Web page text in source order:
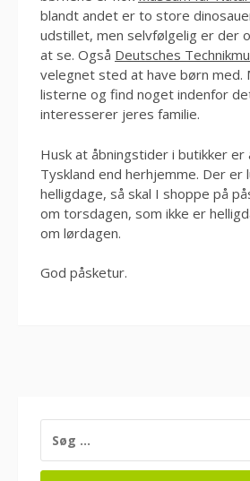
blandt andet er to store
udstillet, men selvfølgelig er der
at se. Også Deutsches
velegnet sted at have børn med.
listerne og find noget indenfor
interesserer jeres familie.
Husk at åbningstider i butikker er
Tyskland end herhjemme. Der er
helligdage, så skal I shoppe på
om torsdagen, som ikke er
om lørdagen.
God påsketur.
EFTER: